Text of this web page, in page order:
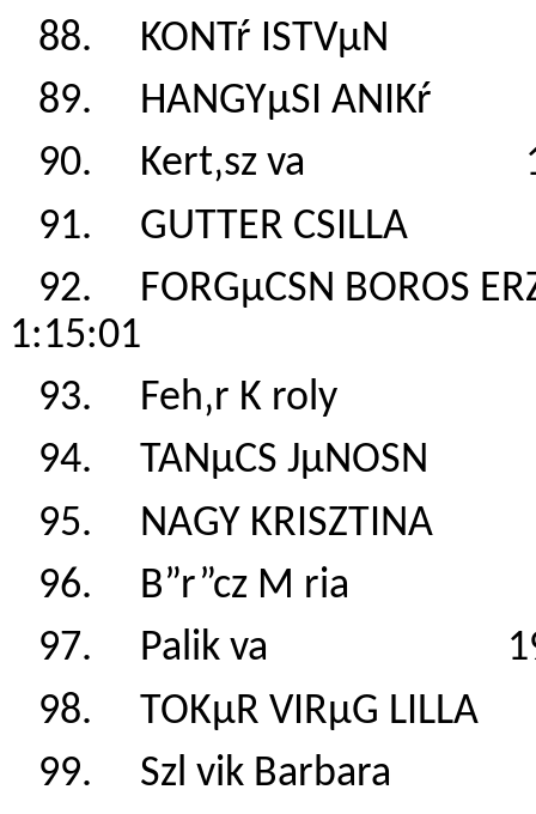
88. KONTŕ
89. HANGYµSI
90. Kert‚sz va
91. GUTTER
92. FORGµCSN
1:15:01
93. Feh‚r K roly
94. TANµCS
95. NAGY
96. B”r”cz M ria
97. Palik va
98. TOKµR VIRµG
99. Szl vik